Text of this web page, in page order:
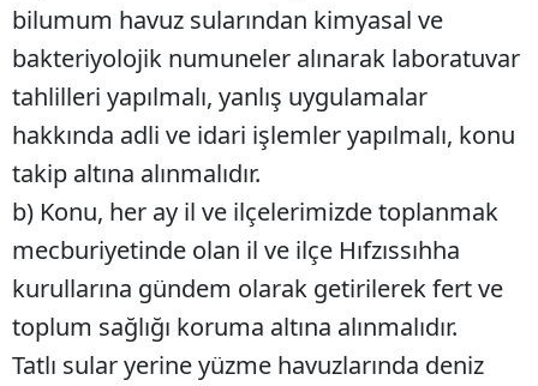
bilumum havuz sularından kimyasal ve
bakteriyolojik numuneler alınarak laboratuvar
tahlilleri yapılmalı, yanlış uygulamalar
hakkında adli ve idari işlemler yapılmalı, konu
takip altına alınmalıdır.
b) Konu, her ay il ve ilçelerimizde toplanmak
mecburiyetinde olan il ve ilçe Hıfzıssıhha
kurullarına gündem olarak getirilerek fert ve
toplum sağlığı koruma altına alınmalıdır.
Tatlı sular yerine yüzme havuzlarında deniz